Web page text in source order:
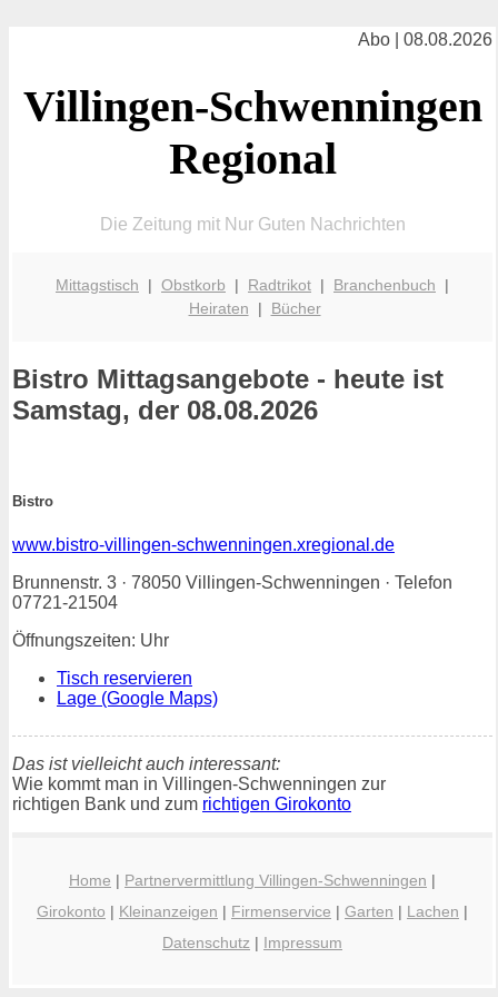
Abo | 08.08.2026
Villingen-Schwenningen
Regional
Die Zeitung mit Nur Guten Nachrichten
Mittagstisch | Obstkorb | Radtrikot | Branchenbuch |
Heiraten | Bücher
Bistro Mittagsangebote - heute ist
Samstag, der 08.08.2026
Bistro
www.bistro-villingen-schwenningen.xregional.de
Brunnenstr. 3 · 78050 Villingen-Schwenningen · Telefon
07721-21504
Öffnungszeiten: Uhr
Tisch reservieren
Lage (Google Maps)
Das ist vielleicht auch interessant:
Wie kommt man in Villingen-Schwenningen zur
richtigen Bank und zum richtigen Girokonto
Home | Partnervermittlung Villingen-Schwenningen |
Girokonto | Kleinanzeigen | Firmenservice | Garten | Lachen |
Datenschutz | Impressum